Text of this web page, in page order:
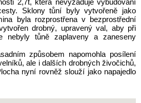
2,7t, která nevyžaduje vybudování
Sklony tůní byly vytvořeně jako
byla rozprostřena v bezprostřední
drobný, upravený val, aby při
nebyly tůně zaplaveny a zaneseny
způsobem napomohla posílení
ale i dalších drobných živočichů,
nyní rovněž slouží jako napajedlo